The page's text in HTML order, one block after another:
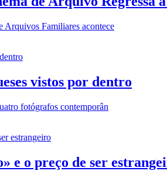
Familiares acontece
vistos por dentro
fotógrafos contemporân
e o preço de ser